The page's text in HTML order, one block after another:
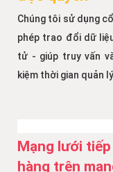
Chúng tôi sử dụng
phép trao đổi dữ
tử - giúp truy vấn
kiệm thời gian quản
Mạng lưới
hàng trên